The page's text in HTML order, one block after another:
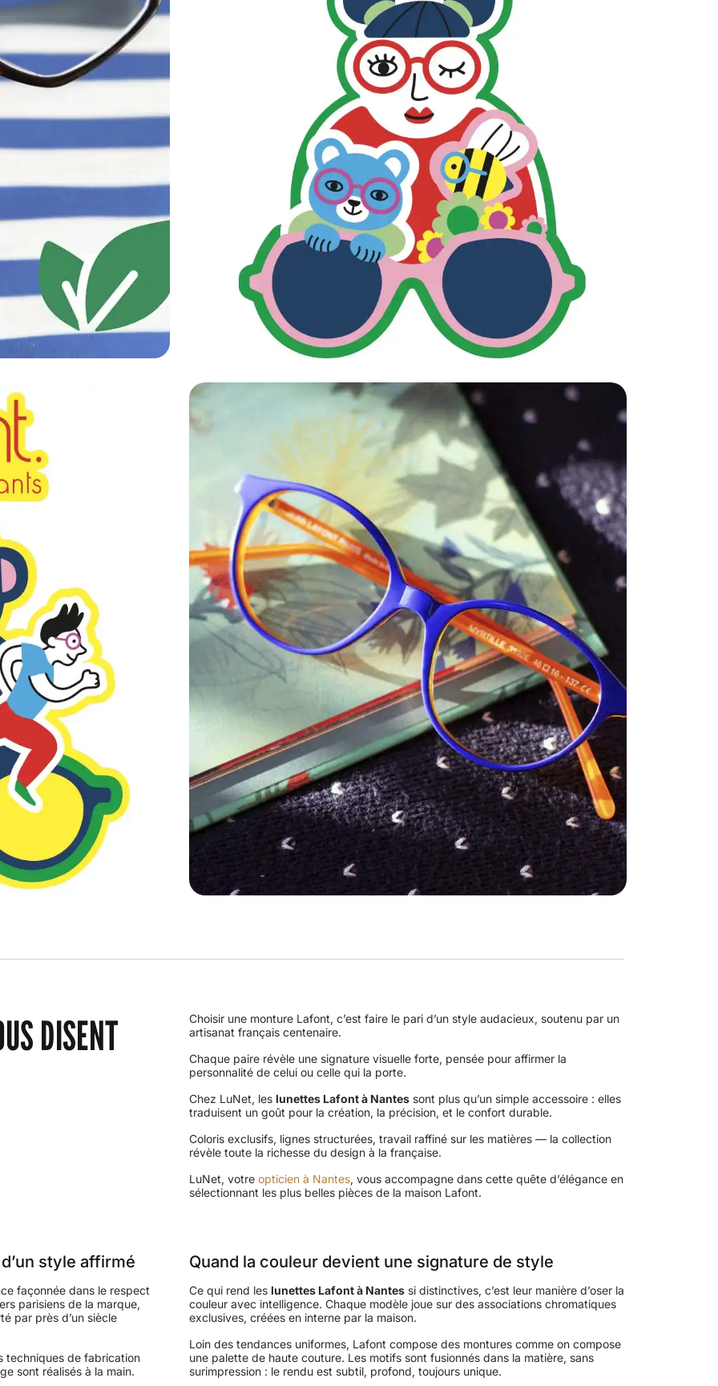
DISENT
Choisir une monture Lafont, c’est faire le pari d’un style audacieux, soutenu par un
artisanat français centenaire.
Chaque paire révèle une signature visuelle forte, pensée pour affirmer la
personnalité de celui ou celle qui la porte.
Chez LuNet, les lunettes Lafont à Nantes sont plus qu’un simple accessoire : elles
traduisent un goût pour la création, la précision, et le confort durable.
Coloris exclusifs, lignes structurées, travail raffiné sur les matières — la collection
révèle toute la richesse du design à la française.
LuNet, votre opticien à Nantes, vous accompagne dans cette quête d’élégance en
sélectionnant les plus belles pièces de la maison Lafont.
style affirmé
façonnée dans le respect
parisiens de la marque,
par près d’un siècle
techniques de fabrication
sont réalisés à la main.
Quand la couleur devient une signature de style
Ce qui rend les lunettes Lafont à Nantes si distinctives, c’est leur manière d’oser la
couleur avec intelligence. Chaque modèle joue sur des associations chromatiques
exclusives, créées en interne par la maison.
Loin des tendances uniformes, Lafont compose des montures comme on compose
une palette de haute couture. Les motifs sont fusionnés dans la matière, sans
surimpression : le rendu est subtil, profond, toujours unique.